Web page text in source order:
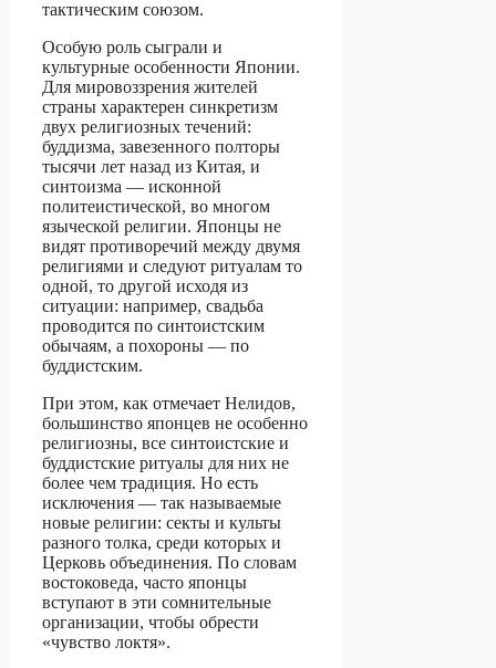
тактическим союзом.
Особую роль сыграли и
культурные особенности Японии.
Для мировоззрения жителей
страны характерен синкретизм
двух религиозных течений:
буддизма, завезенного полторы
тысячи лет назад из Китая, и
синтоизма — исконной
политеистической, во многом
языческой религии. Японцы не
видят противоречий между двумя
религиями и следуют ритуалам то
одной, то другой исходя из
ситуации: например, свадьба
проводится по синтоистским
обычаям, а похороны — по
буддистским.
При этом, как отмечает Нелидов,
большинство японцев не особенно
религиозны, все синтоистские и
буддистские ритуалы для них не
более чем традиция. Но есть
исключения — так называемые
новые религии: секты и культы
разного толка, среди которых и
Церковь объединения. По словам
востоковеда, часто японцы
вступают в эти сомнительные
организации, чтобы обрести
«чувство локтя».